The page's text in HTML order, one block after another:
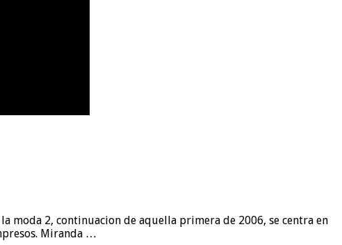
moda 2, continuacion de aquella primera de 2006, se centra en
Miranda …